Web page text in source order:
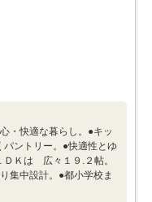
・快適な暮らし。●キッ
ントリー。●快適性とゆ
ＤＫは 広々１９.２帖。
集中設計。●都小学校ま